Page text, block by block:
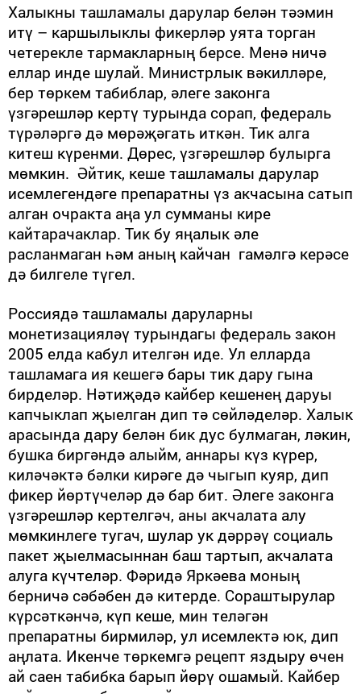
Халыкны ташламалы дарулар белән тәэмин
итү – каршылыклы фикерләр уята торган
четерекле тармакларның берсе. Менә ничә
еллар инде шулай. Министрлык вәкил­ләре,
бер төркем табиблар, әлеге законга
үзгәрешләр кертү турында сорап, федераль
түрәләргә дә мөрәҗә­гать иткән. Тик алга
китеш күренми. Дөрес, үзгәрешләр булырга
мөмкин. Әйтик, кеше ташламалы дарулар
исем­легендәге препаратны үз акчасына сатып
алган очракта аңа ул сумманы кире
кайтарачаклар. Тик бу яңалык әле
расланмаган һәм аның кайчан гамәлгә керәсе
дә билгеле түгел.
Россиядә ташламалы даруларны
монетизацияләү турындагы федераль закон
2005 елда кабул ителгән иде. Ул елларда
ташламага ия кешегә бары тик дару гына
бирделәр. Нәтиҗәдә кайбер кешенең даруы
капчыклап җыелган дип тә сөйләделәр. Халык
арасында дару белән бик дус булмаган, ләкин,
бушка биргәндә алыйм, аннары күз күрер,
киләчәктә бәлки кирәге дә чыгып куяр, дип
фикер йөртүчеләр дә бар бит. Әлеге законга
үзгәрешләр кертелгәч, аны акчалата алу
мөмкинлеге тугач, шулар ук дәррәү социаль
пакет җыел­масыннан баш тартып, акчалата
алуга күчтеләр. Фәридә Яркәева моның
берничә сәбәбен дә китерде. Сораштырулар
күрсәткәнчә, күп кеше, мин теләгән
препаратны бир­миләр, ул исемлектә юк, дип
аңлата. Икенче төркемгә рецепт яздыру өчен
ай саен табибка барып йөрү ошамый. Кайбер